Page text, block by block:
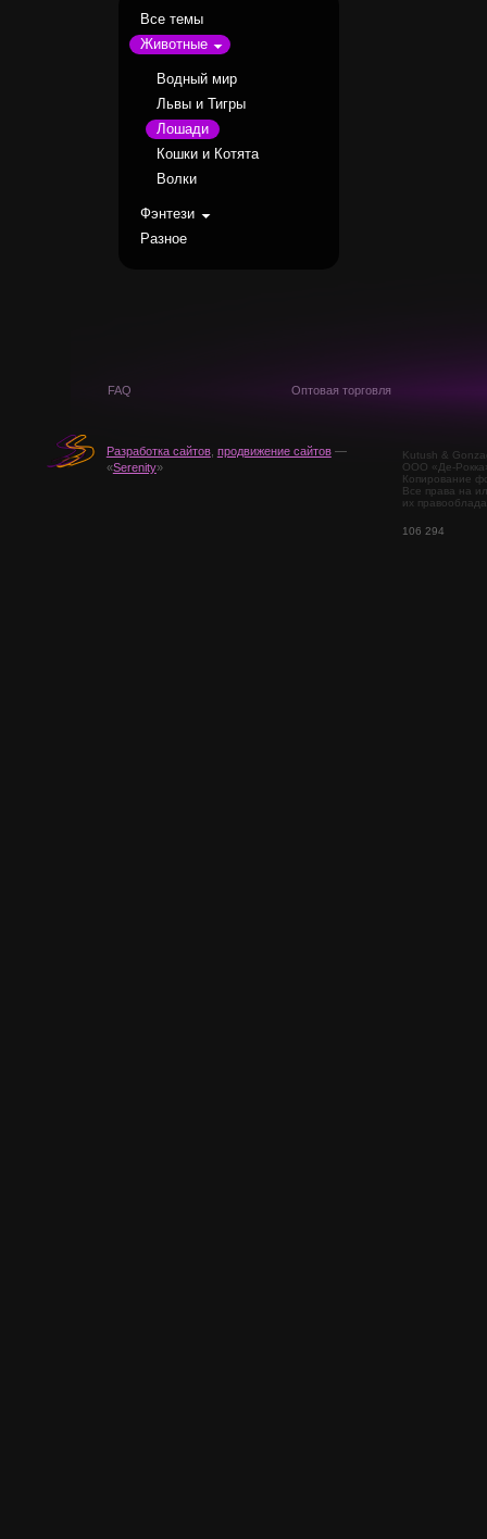
Все темы
Животные
Водный мир
Львы и Тигры
Лошади
Кошки и Котята
Волки
Фэнтези
Разное
FAQ Оптовая торговля
Разработка сайтов, продвижение сайтов—
«Serenity»
Kutush &
ООО «Де-
Копирование
Все права на
их
106 294